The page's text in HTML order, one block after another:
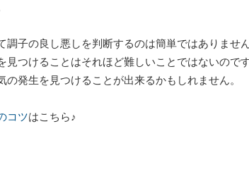
調子の良し悪しを判断するのは簡単ではありませ
見つけることはそれほど難しいことではないので
発生を見つけることが出来るかもしれません。
コツはこちら♪